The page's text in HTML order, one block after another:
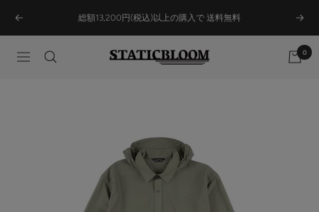
content
Previous 総額13,200円(税込)以上の購入で 送料無料 Next
Navigation
STATICBLOOM
0